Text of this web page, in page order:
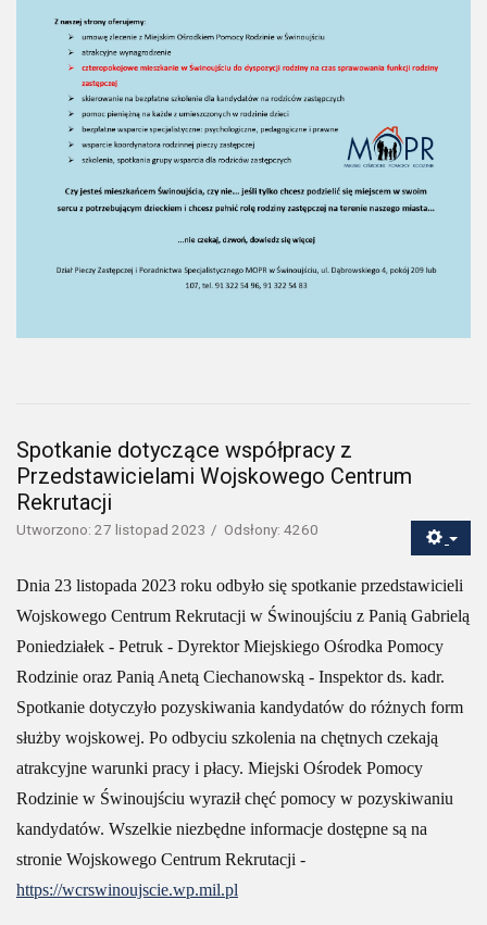
Spotkanie dotyczące współpracy z
Przedstawicielami Wojskowego Centrum
Rekrutacji
Utworzono: 27 listopad 2023 Odsłony: 4260
Dnia 23 listopada 2023 roku odbyło się spotkanie przedstawicieli
Wojskowego Centrum Rekrutacji w Świnoujściu z Panią Gabrielą
Poniedziałek - Petruk - Dyrektor Miejskiego Ośrodka Pomocy
Rodzinie oraz Panią Anetą Ciechanowską - Inspektor ds. kadr.
Spotkanie dotyczyło pozyskiwania kandydatów do różnych form
służby wojskowej. Po odbyciu szkolenia na chętnych czekają
atrakcyjne warunki pracy i płacy. Miejski Ośrodek Pomocy
Rodzinie w Świnoujściu wyraził chęć pomocy w pozyskiwaniu
kandydatów. Wszelkie niezbędne informacje dostępne są na
stronie Wojskowego Centrum Rekrutacji -
https://wcrswinoujscie.wp.mil.pl